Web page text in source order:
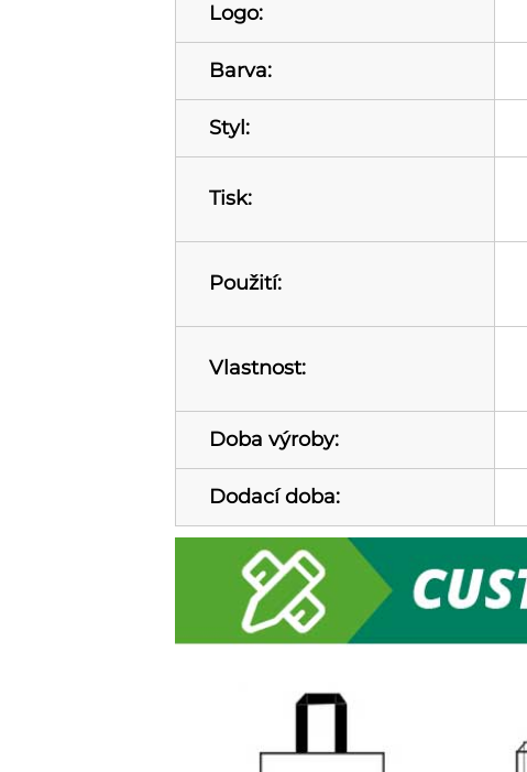
Logo:
Barva:
Styl:
Tisk:
Použití:
Vlastnost:
Doba výroby:
Dodací doba: